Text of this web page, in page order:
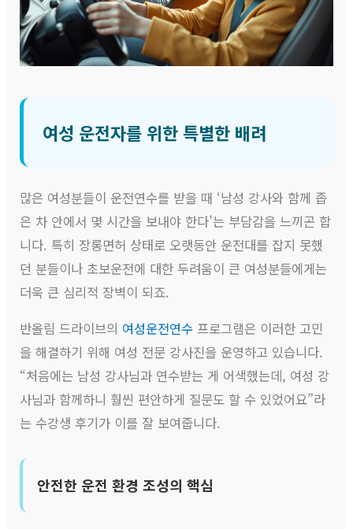
여성 운전자를 위한 특별한 배려
많은 여성분들이 운전연수를 받을 때 ‘남성 강사와 함께 좁
은 차 안에서 몇 시간을 보내야 한다’는 부담감을 느끼곤 합
니다. 특히 장롱면허 상태로 오랫동안 운전대를 잡지 못했
던 분들이나 초보운전에 대한 두려움이 큰 여성분들에게는
더욱 큰 심리적 장벽이 되죠.
반올림 드라이브의 여성운전연수 프로그램은 이러한 고민
을 해결하기 위해 여성 전문 강사진을 운영하고 있습니다.
“처음에는 남성 강사님과 연수받는 게 어색했는데, 여성 강
사님과 함께하니 훨씬 편안하게 질문도 할 수 있었어요”라
는 수강생 후기가 이를 잘 보여줍니다.
안전한 운전 환경 조성의 핵심